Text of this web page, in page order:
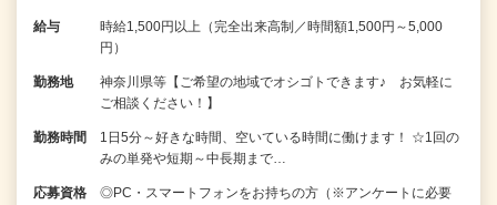
給与
時給1,500円以上（完全出来高制／時間額1,500円～5,000
円）
勤務地
神奈川県等【ご希望の地域でオシゴトできます♪ お気軽に
ご相談ください！】
勤務時間
1日5分～好きな時間、空いている時間に働けます！ ☆1回の
みの単発や短期～中長期まで…
応募資格
◎PC・スマートフォンをお持ちの方（※アンケートに必要